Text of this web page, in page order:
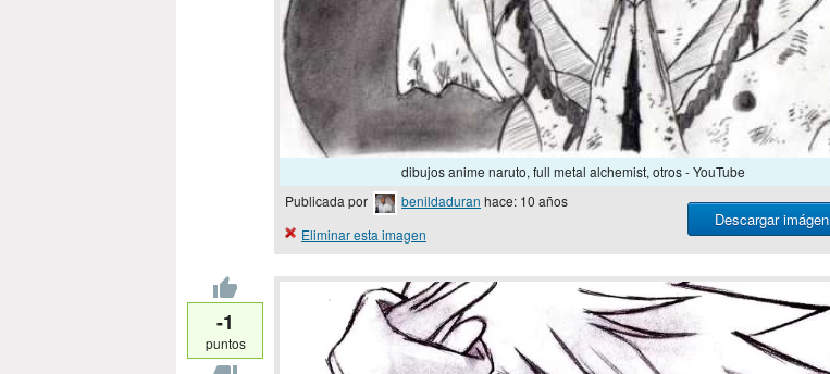
dibujos anime naruto, full metal alchemist, otros - YouTube
Descargar imágen
Publicada por benildaduran hace: 10 años
Eliminar esta imagen
-1
puntos